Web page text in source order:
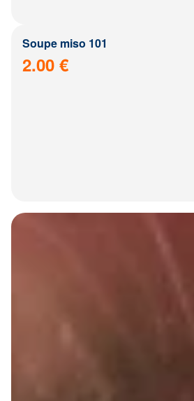
Soupe miso 101
2.00 €